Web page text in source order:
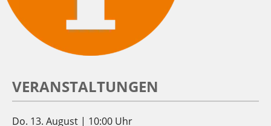
VERANSTALTUNGEN
Do. 13. August | 10:00 Uhr